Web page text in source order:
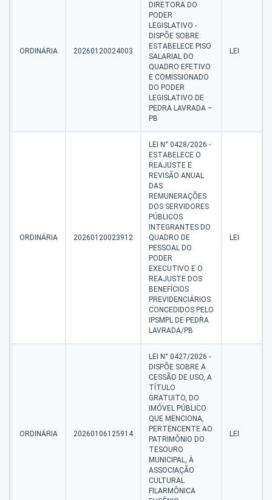
ORDINÁRIA 20260120024003
DIRETORA DO
PODER
LEGISLATIVO -
DISPÕE SOBRE:
ESTABELECE PISO
SALARIAL DO
QUADRO EFETIVO
E COMISSIONADO
DO PODER
LEGISLATIVO DE
PEDRA LAVRADA –
PB
LEI
ORDINÁRIA 20260120023912
LEI N° 0428/2026 -
ESTABELECE O
REAJUSTE E
REVISÃO ANUAL
DAS
REMUNERAÇÕES
DOS SERVIDORES
PÚBLICOS
INTEGRANTES DO
QUADRO DE
PESSOAL DO
PODER
EXECUTIVO E O
REAJUSTE DOS
BENEFÍCIOS
PREVIDENCIÁRIOS
CONCEDIDOS PELO
IPSMPL DE PEDRA
LAVRADA/PB
LEI
ORDINÁRIA 20260106125914
LEI N° 0427/2026 -
DISPÕE SOBRE A
CESSÃO DE USO, A
TÍTULO
GRATUITO, DO
IMÓVEL PÚBLICO
QUE MENCIONA,
PERTENCENTE AO
PATRIMÔNIO DO
TESOURO
MUNICIPAL, À
ASSOCIAÇÃO
CULTURAL
FILARMÔNICA
LEI